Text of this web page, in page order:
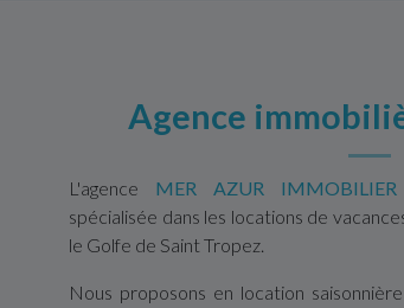
Agence
L'agence MER AZUR IMMOBILIER
spécialisée dans les locations de
le Golfe de Saint Tropez.
Nous proposons en location